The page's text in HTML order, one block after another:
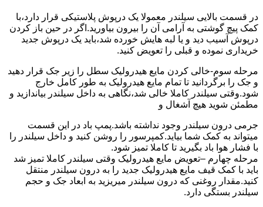
در قسمت بالایی سیلندر معمولا یک درپوش پلاستیکی قرار دارد،با
کمک پیچ گوشتی به آرامی آن را بیرون بیاورید.اگر در حین باز کردن
درپوش آسیب دید و یا لبه هایش خورده شد،باید یک درپوش جدید
خریداری نموده و قبلی را تعویض کنید.
مرحله سوم-خالی کردن مایع هیدرولیک سطل را زیر جک قرار دهید
و جک را برگردانید تا تمام مایع هیدرولیک به طور کامل خارج
شود.وقتی سیلندر کاملا خالی شد،نگاهی به داخل سیلندر بیاندازید و
مطمئن شوید هیچ آشغال و
جرمی درون سیلندر وجود نداشته باشد.پمپ باد در این قسمت
میتواند به کمک شما بیاید.کمپرسور را روشن کنید و داخل سیلندر را
با فشار هوا باد بگیرید تا کاملا تمیز شود.
مرحله چهارم –تعویض مایع هیدرولیک وقتی سیلندر کاملا تمیز شد
باید با کمک قیف مایع هیدرولیک جدید را به درون سیلندر منتقل
کنید.مقدار روغنی که درون سیلندر میریزید به ابعاد جک و حجم
سیلندر بستگی دارد.